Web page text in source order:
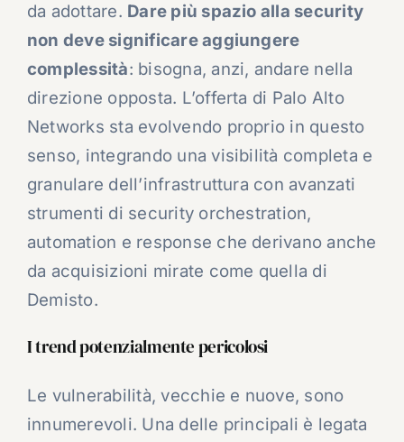
da adottare. Dare più spazio alla security
non deve significare aggiungere
complessità: bisogna, anzi, andare nella
direzione opposta. L’offerta di Palo Alto
Networks sta evolvendo proprio in questo
senso, integrando una visibilità completa e
granulare dell’infrastruttura con avanzati
strumenti di security orchestration,
automation e response che derivano anche
da acquisizioni mirate come quella di
Demisto.
I trend potenzialmente pericolosi
Le vulnerabilità, vecchie e nuove, sono
innumerevoli. Una delle principali è legata